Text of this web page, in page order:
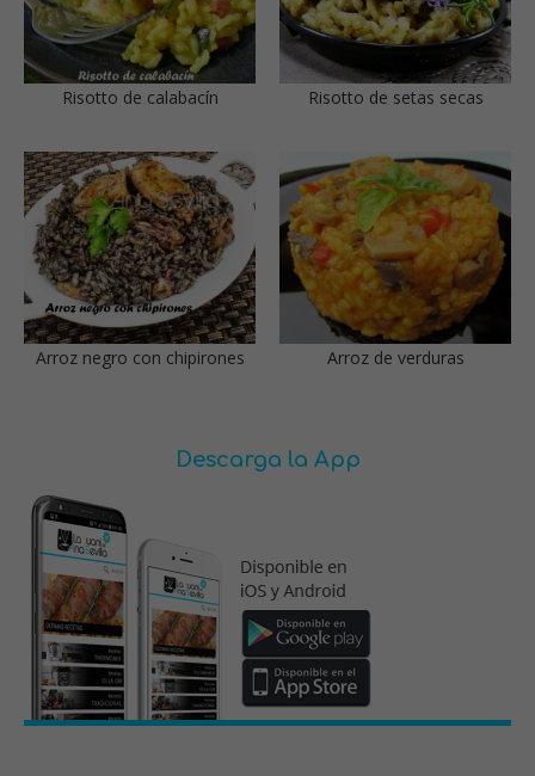
Risotto de calabacín Risotto de setas secas
Arroz negro con chipirones Arroz de verduras
Descarga la App